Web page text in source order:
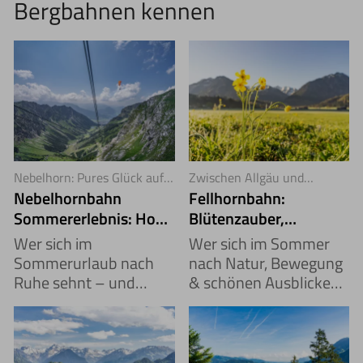
Bergbahnen kennen
Nebelhorn: Pures Glück auf
2.224 Metern
Nebelhornbahn
Sommererlebnis: Hoch
hinaus in die Alpen
Wer sich im
Sommerurlaub nach
Ruhe sehnt – und
trotzdem nicht
stillsitzen kann – findet
mit der Nebelhornbahn
Zwischen Allgäu und
Kleinwalsertal
Fellhornbahn:
Blütenzauber,
Berggipfel & Weite
Wer sich im Sommer
nach Natur, Bewegung
& schönen Ausblicken
sehnt, wird mit der
Fellhornbahn fündig.
Auf 1.967 Metern